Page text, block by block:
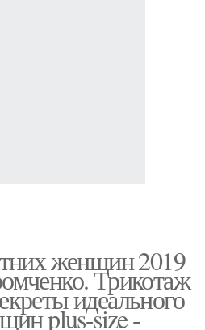
женщин 2019
Трикотаж
идеального
plus-size -